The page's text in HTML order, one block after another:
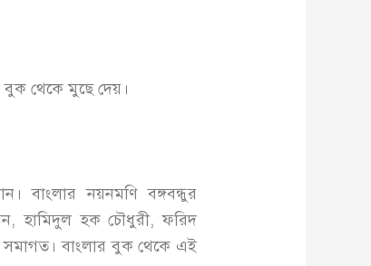
বুক থেকে মুছে দেয়।
বাংলার নয়নমণি বঙ্গবন্ধুর
হামিদুল হক চৌধুরী, ফরিদ
বাংলার বুক থেকে এই